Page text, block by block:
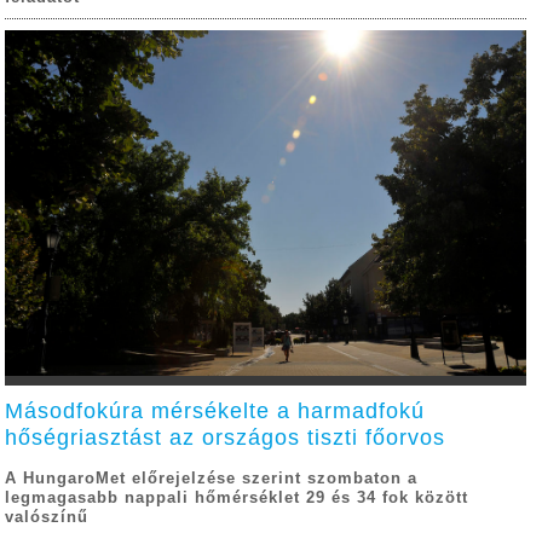
Másodfokúra mérsékelte a harmadfokú
hőségriasztást az országos tiszti főorvos
A HungaroMet előrejelzése szerint szombaton a
legmagasabb nappali hőmérséklet 29 és 34 fok között
valószínű